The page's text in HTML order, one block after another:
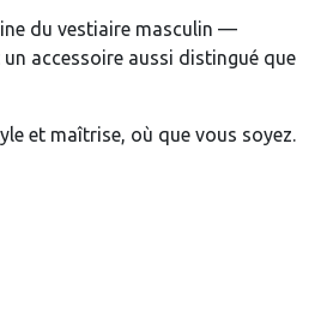
du vestiaire masculin —
accessoire aussi distingué que
et maîtrise, où que vous soyez.